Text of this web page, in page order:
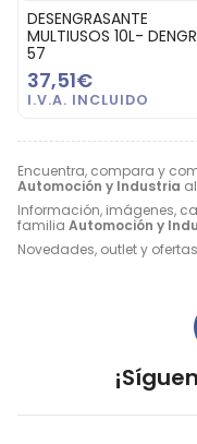
Encuentra, compara y
Automoción y Industria
Información, imágenes,
familia Automoción y
Novedades, outlet y
DESENGRASANTE
MULTIUSOS 10L-
57
37,51€